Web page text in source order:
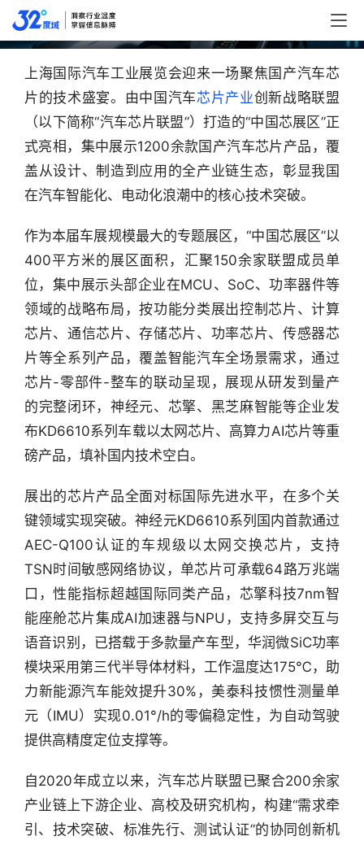
行
业
快
报
资
讯
精
选
头
条
深
度
相2025上海车展
上海国际汽车工业展览会迎来一场聚焦国产汽车芯
片的技术盛宴。由中国汽车芯片产业创新战略联盟
（以下简称“汽车芯片联盟”）打造的“中国芯展区”正
式亮相，集中展示1200余款国产汽车芯片产品，覆
盖从设计、制造到应用的全产业链生态，彰显我国
在汽车智能化、电动化浪潮中的核心技术突破。
作为本届车展规模最大的专题展区，“中国芯展区”以
400平方米的展区面积，汇聚150余家联盟成员单
位，集中展示头部企业在MCU、SoC、功率器件等
领域的战略布局，按功能分类展出控制芯片、计算
芯片、通信芯片、存储芯片、功率芯片、传感器芯
片等全系列产品，覆盖智能汽车全场景需求，通过
芯片-零部件-整车的联动呈现，展现从研发到量产
的完整闭环，神经元、芯擎、黑芝麻智能等企业发
布KD6610系列车载以太网芯片、高算力AI芯片等重
磅产品，填补国内技术空白。
展出的芯片产品全面对标国际先进水平，在多个关
键领域实现突破。神经元KD6610系列国内首款通过
AEC-Q100认证的车规级以太网交换芯片，支持
TSN时间敏感网络协议，单芯片可承载64路万兆端
口，性能指标超越国际同类产品，芯擎科技7nm智
能座舱芯片集成AI加速器与NPU，支持多屏交互与
语音识别，已搭载于多款量产车型，华润微SiC功率
模块采用第三代半导体材料，工作温度达175℃，助
力新能源汽车能效提升30%，美泰科技惯性测量单
元（IMU）实现0.01°/h的零偏稳定性，为自动驾驶
提供高精度定位支撑等。
自2020年成立以来，汽车芯片联盟已聚合200余家
产业链上下游企业、高校及研究机构，构建“需求牵
引、技术突破、标准先行、测试认证”的协同创新机